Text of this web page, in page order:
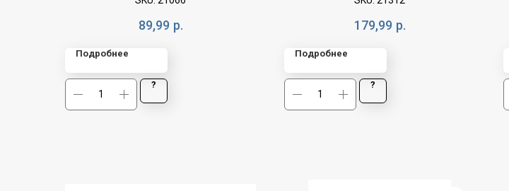
89,99 р.
Подробнее
?
179,99 р.
Подробнее
?